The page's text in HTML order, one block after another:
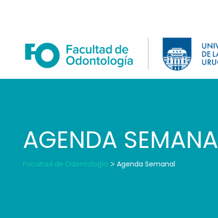
AGENDA
Facultad de Odontología > Agenda Semanal